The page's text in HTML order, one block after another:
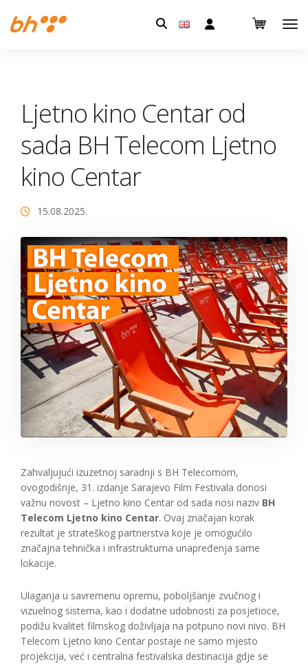
Pretraga:
Ljetno kino Centar od
sada BH Telecom Ljetno
kino Centar
15.08.2025.
Zahvaljujući izuzetnoj saradnji s BH Telecomom,
ovogodišnje, 31. izdanje Sarajevo Film Festivala donosi
važnu novost – Ljetno kino Centar od sada nosi naziv BH
Telecom Ljetno kino Centar. Ovaj značajan korak
rezultat je strateškog partnerstva koje je omogućilo
značajna tehnička i infrastrukturna unapređenja same
lokacije.
Ulaganja u savremenu opremu, poboljšanje zvučnog i
vizuelnog sistema, kao i dodatne udobnosti za posjetioce,
podižu kvalitet filmskog doživljaja na potpuno novi nivo. BH
Telecom Ljetno kino Centar postaje ne samo mjesto
projekcija, već i centralna festivalska destinacija gdje se